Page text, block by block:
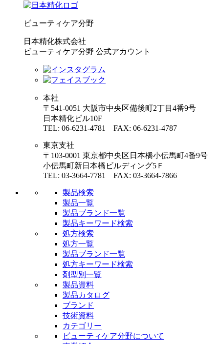
ビューティケア分野
日本精化株式会社
ビューティケア分野 公式アカウント
本社
〒541-0051 大阪市中央区備後町2丁目4番9号
日本精化ビル10F
TEL: 06-6231-4781 FAX: 06-6231-4787
東京支社
〒103-0001 東京都中央区日本橋小伝馬町4番9号
小伝馬町新日本橋ビルディング5Ｆ
TEL: 03-3664-7781 FAX: 03-3664-7866
製品検索
製品一覧
製品ブランド一覧
製品キーワード検索
処方検索
処方一覧
製品ブランド一覧
処方キーワード検索
剤型別一覧
製品資料
製品カタログ
ブランド
技術資料
カテゴリー
ビューティケア分野について